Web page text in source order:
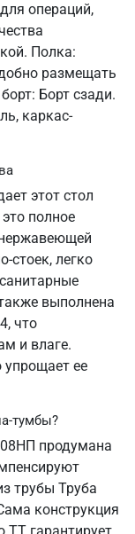
операций,
Полка:
размещать
Борт сзади.
каркас-
этот стол
полное
стоек, легко
выполнена
что
и влаге.
упрощает ее
тумбы?
продумана
трубы Труба
конструкция